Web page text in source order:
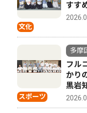
文化
すす
スポーツ
多摩
フル
かり
黒岩